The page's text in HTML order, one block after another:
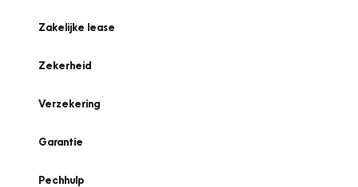
Zakelijke lease
Zekerheid
Verzekering
Garantie
Pechhulp